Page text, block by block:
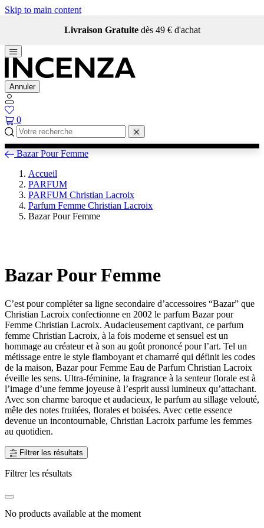
Skip to main content
Livraison Gratuite dès 49 € d'achat
Annuler
0
Bazar Pour Femme
Accueil
PARFUM
PARFUM Christian Lacroix
Parfum Femme Christian Lacroix
Bazar Pour Femme
Bazar Pour Femme
C’est pour compléter sa ligne secondaire d’accessoires “Bazar” que
Christian Lacroix confectionne en 2002 le parfum Bazar pour
Femme Christian Lacroix. Audacieusement captivant, ce parfum
femme Christian Lacroix, à la fois moderne et sensuel est un
hommage au créateur et à son au goût prononcé pour l’art. Tel un
métissage entre le style flamboyant et chamarré qui définit les codes
de la maison, Bazar pour Femme Eau de Parfum Christian Lacroix
éveille les sens. Ultra-féminine, la fragrance à la senteur florale est à
l’image d’une femme joyeuse à l’esprit aussi lumineux qu’attachant.
Avec son charme baroque et audacieux, le parfum au sillage velouté,
mêle des notes fruitées, florales et boisées. Avec cette essence
devenue un incontournable, Christian Lacroix parfume les femmes
au quotidien.
Filtrer les résultats
Filtrer les résultats
No products available at the moment